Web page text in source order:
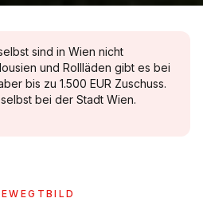
sind in Wien nicht
und Rollläden gibt es bei
bis zu 1.500 EUR Zuschuss.
bei der Stadt Wien.